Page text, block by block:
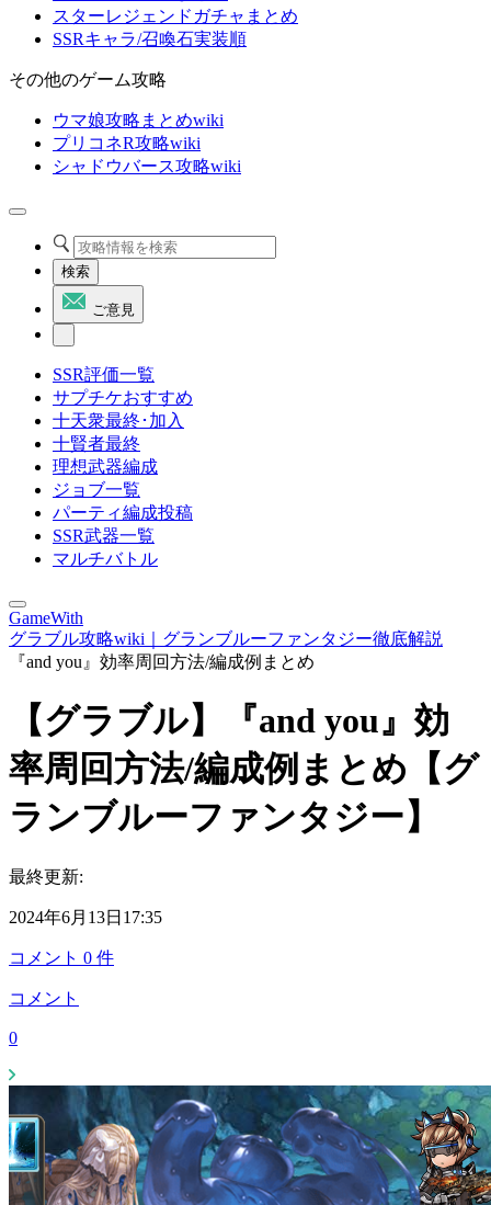
スターレジェンドガチャまとめ
SSRキャラ/召喚石実装順
その他のゲーム攻略
ウマ娘攻略まとめwiki
プリコネR攻略wiki
シャドウバース攻略wiki
検索
ご意見
SSR評価一覧
サプチケおすすめ
十天衆最終･加入
十賢者最終
理想武器編成
ジョブ一覧
パーティ編成投稿
SSR武器一覧
マルチバトル
GameWith
グラブル攻略wiki｜グランブルーファンタジー徹底解説
『and you』効率周回方法/編成例まとめ
【グラブル】『and you』効
率周回方法/編成例まとめ【グ
ランブルーファンタジー】
最終更新:
2024年6月13日17:35
コメント 0 件
コメント
0